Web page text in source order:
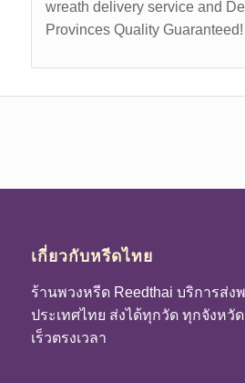
wreath delivery service and
Provinces Quality Guaranteed!
เกี่ยวกับหรีดไทย
ร้านพวงหรีด Reedthai บริการส่ง
ประเทศไทย ส่งได้ทุกวัด ทุกจังหวั
เร็วตรงเวลา